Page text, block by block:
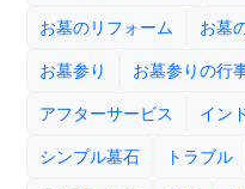
お墓のリフォーム お墓
お墓参り お墓参りの行
アフターサービス イン
シンプル墓石 トラブル